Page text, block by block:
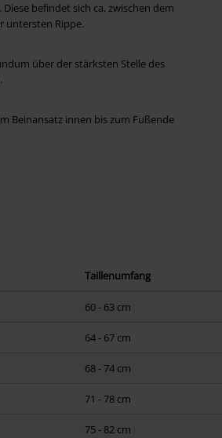
befindet sich ca. zwischen dem
untersten Rippe.
über der stärksten Stelle des
Beinansatz innen bis zum Fußende
Taillenumfang
60 - 63 cm
64 - 67 cm
68 - 74 cm
71 - 78 cm
75 - 82 cm